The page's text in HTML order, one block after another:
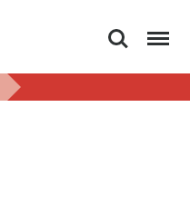
Rechercher
Menu